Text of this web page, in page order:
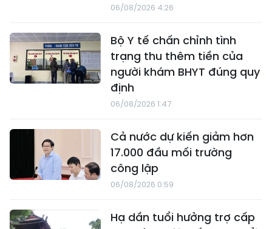
06/08/2026 4:26
Bộ Y tế chấn chỉnh tình
trạng thu thêm tiền của
người khám BHYT đúng quy
định
06/08/2026 1:47
Cả nước dự kiến giảm hơn
17.000 đầu mối trường
công lập
06/08/2026 0:59
Hạ dần tuổi hưởng trợ cấp